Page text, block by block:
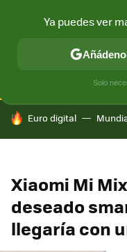
CONECTIVIDAD
HOY SE HABLA DE
Euro digital
Xiaomi Mi
deseado
llegaría con
Ya puedes ver
Solo